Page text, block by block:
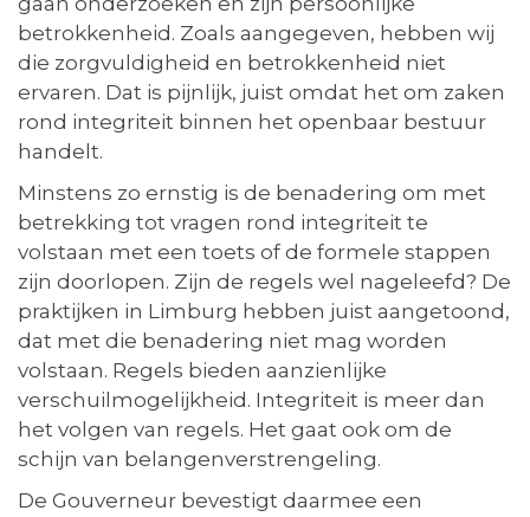
betrokkenheid. Zoals aangegeven, hebben wij
die zorgvuldigheid en betrokkenheid niet
ervaren. Dat is pijnlijk, juist omdat het om zaken
rond integriteit binnen het openbaar bestuur
handelt.
Minstens zo ernstig is de benadering om met
betrekking tot vragen rond integriteit te
volstaan met een toets of de formele stappen
zijn doorlopen. Zijn de regels wel nageleefd? De
praktijken in Limburg hebben juist aangetoond,
dat met die benadering niet mag worden
volstaan. Regels bieden aanzienlijke
verschuilmogelijkheid. Integriteit is meer dan
het volgen van regels. Het gaat ook om de
schijn van belangenverstrengeling.
De Gouverneur bevestigt daarmee een